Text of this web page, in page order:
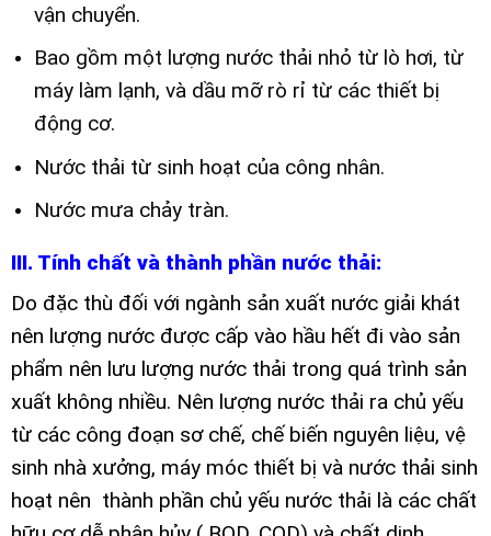
vận chuyển.
Bao gồm một lượng nước thải nhỏ từ lò hơi, từ
máy làm lạnh, và dầu mỡ rò rỉ từ các thiết bị
động cơ.
Nước thải từ sinh hoạt của công nhân.
Nước mưa chảy tràn.
III. Tính chất và thành phần nước thải:
Do đặc thù đối với ngành sản xuất nước giải khát
nên lượng nước được cấp vào hầu hết đi vào sản
phẩm nên lưu lượng nước thải trong quá trình sản
xuất không nhiều. Nên lượng nước thải ra chủ yếu
từ các công đoạn sơ chế, chế biến nguyên liệu, vệ
sinh nhà xưởng, máy móc thiết bị và nước thải sinh
hoạt nên thành phần chủ yếu nước thải là các chất